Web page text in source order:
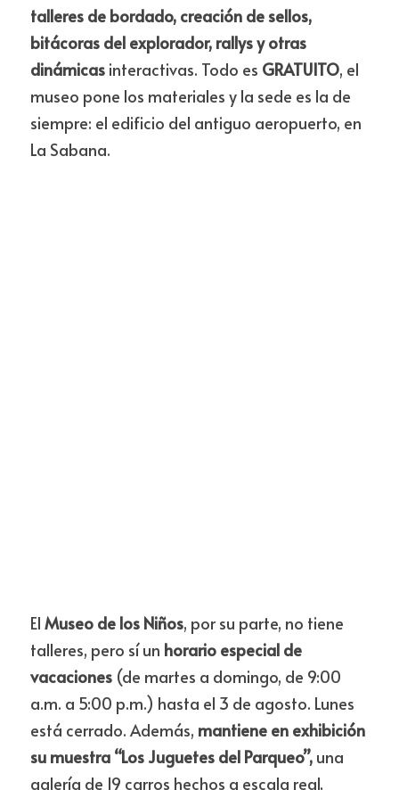
talleres de bordado, creación de sellos,
bitácoras del explorador, rallys y otras
dinámicas interactivas. Todo es GRATUITO, el
museo pone los materiales y la sede es la de
siempre: el edificio del antiguo aeropuerto, en
La Sabana.
El Museo de los Niños, por su parte, no tiene
talleres, pero sí un horario especial de
vacaciones (de martes a domingo, de 9:00
a.m. a 5:00 p.m.) hasta el 3 de agosto. Lunes
está cerrado. Además, mantiene en exhibición
su muestra “Los Juguetes del Parqueo”, una
galería de 19 carros hechos a escala real,